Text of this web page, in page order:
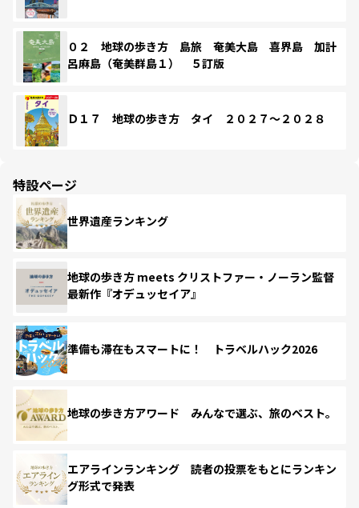
０２ 地球の歩き方 島旅 奄美大島 喜界島 加計
呂麻島（奄美群島１） ５訂版
Ｄ１７ 地球の歩き方 タイ ２０２７～２０２８
特設ページ
世界遺産ランキング
地球の歩き方 meets クリストファー・ノーラン監督
最新作『オデュッセイア』
準備も滞在もスマートに！ トラベルハック2026
地球の歩き方アワード みんなで選ぶ、旅のベスト。
エアラインランキング 読者の投票をもとにランキン
グ形式で発表